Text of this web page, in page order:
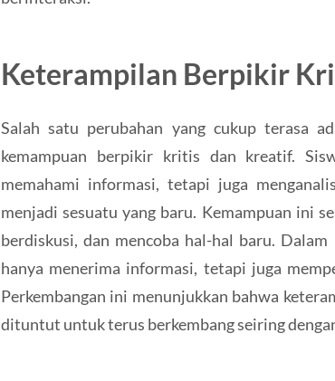
Keterampilan Berpikir
Salah satu perubahan yang cukup terasa
kemampuan berpikir kritis dan kreatif.
memahami informasi, tetapi juga
menjadi sesuatu yang baru. Kemampuan ini
berdiskusi, dan mencoba hal-hal baru.
hanya menerima informasi, tetapi juga
Perkembangan ini menunjukkan bahwa
dituntut untuk terus berkembang seiring